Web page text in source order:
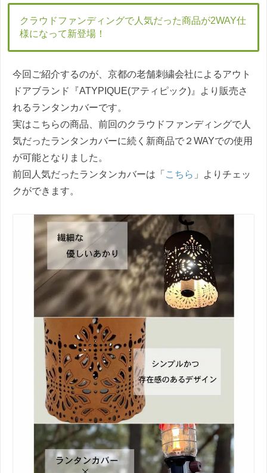
クラウドファンディングで人気だった商品が2WAY仕
様になって新登場！
今回ご紹介するのが、京都の老舗刺繍会社によるアウト
ドアブランド『ATYPIQUE(アティピック)』より販売さ
れるランタンカバーです。
実はこちらの商品、前回のクラウドファンディングで人
気だったランタンカバーに続く新商品で２WAYでの使用
が可能となりました。
前回人気だったランタンカバーは「 こちら 」よりチェッ
クができます。